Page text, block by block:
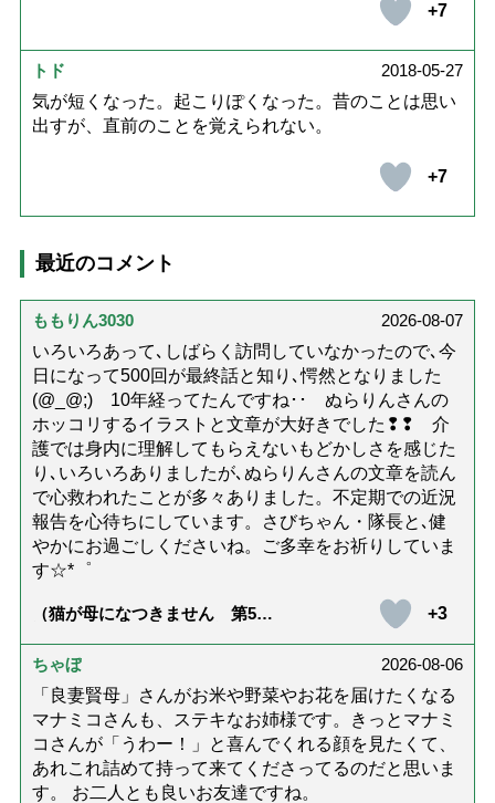
+7
トド
2018-05-27
気が短くなった。起こりぽくなった。昔のことは思い
出すが、直前のことを覚えられない。
+7
最近のコメント
ももりん3030
2026-08-07
いろいろあって､しばらく訪問していなかったので､今
日になって500回が最終話と知り､愕然となりました
(@_@;) 10年経ってたんですね･･ ぬらりんさんの
ホッコリするイラストと文章が大好きでした❢❢ 介
護では身内に理解してもらえないもどかしさを感じた
り､いろいろありましたが､ぬらりんさんの文章を読ん
で心救われたことが多々ありました。不定期での近況
報告を心待ちにしています。さびちゃん・隊長と､健
やかにお過ごしくださいね。ご多幸をお祈りしていま
す☆*゜
（猫が母になつきません 第500
+3
ちゃぼ
2026-08-06
「良妻賢母」さんがお米や野菜やお花を届けたくなる
マナミコさんも、ステキなお姉様です。きっとマナミ
コさんが「うわー！」と喜んでくれる顔を見たくて、
あれこれ詰めて持って来てくださってるのだと思いま
す。 お二人とも良いお友達ですね。